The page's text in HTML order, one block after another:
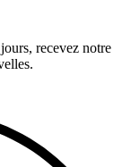
recevez notre